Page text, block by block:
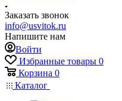
Заказать звонок
info@usvitok.ru
Напишите нам
Войти
Избранные товары 0
Корзина 0
Каталог